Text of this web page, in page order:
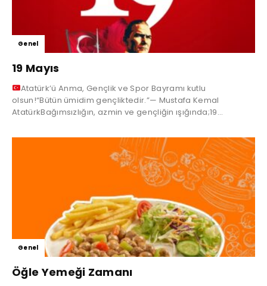
Genel
19 Mayıs
Atatürk’ü Anma, Gençlik ve Spor Bayramı kutlu
olsun!“Bütün ümidim gençliktedir.”— Mustafa Kemal
AtatürkBağımsızlığın, azmin ve gençliğin ışığında;19...
Genel
Öğle Yemeği Zamanı